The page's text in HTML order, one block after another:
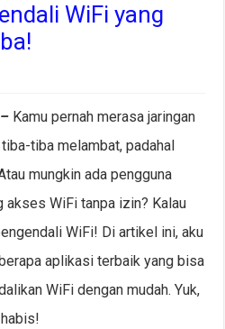
WiFi yang
Kamu pernah merasa jaringan
tiba melambat, padahal
mungkin ada pengguna
akses WiFi tanpa izin? Kalau
WiFi! Di artikel ini, aku
aplikasi terbaik yang bisa
WiFi dengan mudah. Yuk,